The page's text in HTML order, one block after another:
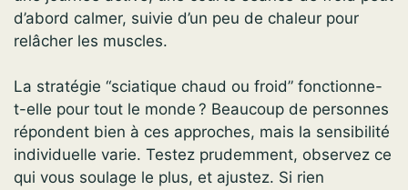
d’abord calmer, suivie d’un peu de chaleur pour
relâcher les muscles.
La stratégie “sciatique chaud ou froid” fonctionne-
t-elle pour tout le monde ? Beaucoup de personnes
répondent bien à ces approches, mais la sensibilité
individuelle varie. Testez prudemment, observez ce
qui vous soulage le plus, et ajustez. Si rien